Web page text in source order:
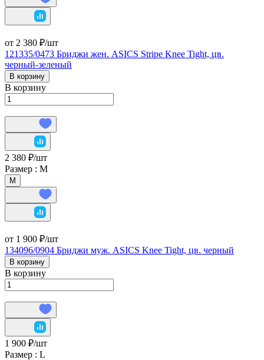
от 2 380 ₽/шт
121335/0473 Бриджи жен. ASICS Stripe Knee Tight, цв.
черный-зеленый
В корзину
В корзину
2 380 ₽/шт
Размер : М
М
от 1 900 ₽/шт
134096/0904 Бриджи муж. ASICS Knee Tight, цв. черный
В корзину
В корзину
1 900 ₽/шт
Размер : L